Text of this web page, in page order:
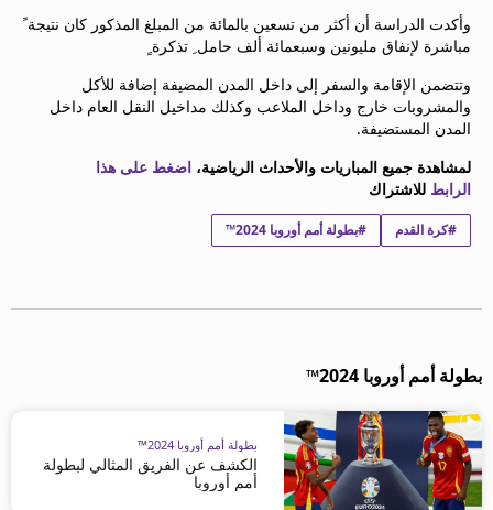
beIN CONNECT
beIN MEDIA GROUP
ترددات beIN SPORTS
الأسئلة الأكثر شيوعاً
دليل التلفاز
احصل على beIN
معلومات عن هذا الموقع
وأكدت الدراسة أن أكثر من تسعين بالمائة من المبلغ المذكور كان نتيجة ً
مباشرة لإنفاق مليونين وسبعمائة ألف حامل ِ تذكرة ٍ
وتتضمن الإقامة والسفر إلى داخل المدن المضيفة إضافة للأكل
والمشروبات خارج وداخل الملاعب وكذلك مداخيل النقل العام داخل
المدن المستضيفة.
لمشاهدة جميع المباريات والأحداث الرياضية، اضغط على هذا
الرابط للاشتراك
#كرة القدم #بطولة أمم أوروبا 2024™
بطولة أمم أوروبا 2024™
بطولة أمم أوروبا 2024™
الكشف عن الفريق المثالي لبطولة
أمم أوروبا